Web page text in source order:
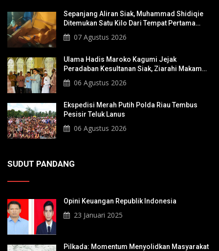
Sepanjang Aliran Siak, Muhammad Shidiqie
Ditemukan Satu Kilo Dari Tempat Pertama
Tenggelam
07 Agustus 2026
Ulama Hadis Maroko Kagumi Jejak
Peradaban Kesultanan Siak, Ziarahi Makam
Sultan Hingga Pendiri Pekanbaru
06 Agustus 2026
Ekspedisi Merah Putih Polda Riau Tembus
Pesisir Teluk Lanus
06 Agustus 2026
SUDUT PANDANG
Opini Keuangan Republik Indonesia
23 Januari 2025
Pilkada: Momentum Menyolidkan Masyarakat